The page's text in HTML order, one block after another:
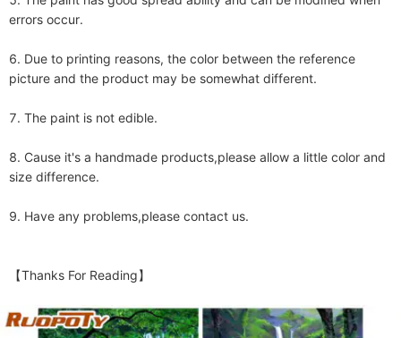
errors occur.
6. Due to printing reasons, the color between the reference
picture and the product may be somewhat different.
7. The paint is not edible.
8. Cause it's a handmade products,please allow a little color and
size difference.
9. Have any problems,please contact us.
【Thanks For Reading】